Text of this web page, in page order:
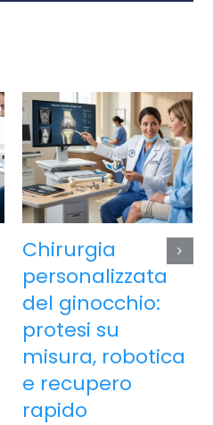
Chirurgia
personalizzata
del ginocchio:
protesi su
misura, robotica
e recupero
rapido